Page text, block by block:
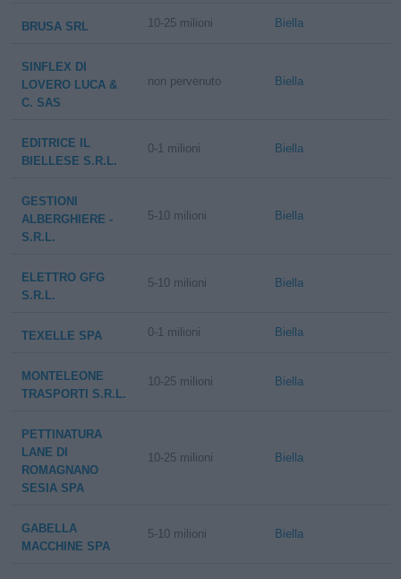
BRUSA SRL 10-25 milioni Biella
SINFLEX DI
LOVERO LUCA &
C. SAS
non pervenuto Biella
EDITRICE IL
BIELLESE S.R.L.
0-1 milioni Biella
GESTIONI
ALBERGHIERE -
S.R.L.
5-10 milioni Biella
ELETTRO GFG
S.R.L.
5-10 milioni Biella
TEXELLE SPA 0-1 milioni Biella
MONTELEONE
TRASPORTI S.R.L.
10-25 milioni Biella
PETTINATURA
LANE DI
ROMAGNANO
SESIA SPA
10-25 milioni Biella
GABELLA
MACCHINE SPA
5-10 milioni Biella